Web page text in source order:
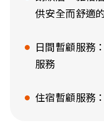
供安全而舒適
日間暫顧服務
服務
住宿暫顧服務